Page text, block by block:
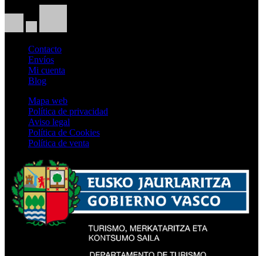
Contacto
Envíos
Mi cuenta
Blog
Mapa web
Política de privacidad
Aviso legal
Política de Cookies
Política de venta